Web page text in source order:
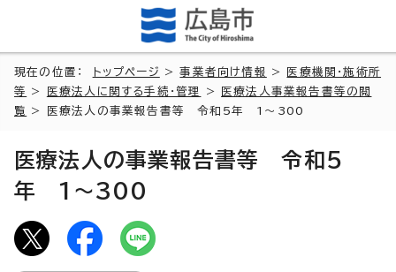
現在の位置： トップページ >事業者向け情報 >
医療機関・施術所
等
> 医療法人に関する手続・管理 >
医療法人事業報告書等の閲
覧
> 医療法人の事業報告書等 令和5年 1～300
医療法人の事業報告書等 令和5
年 1～300